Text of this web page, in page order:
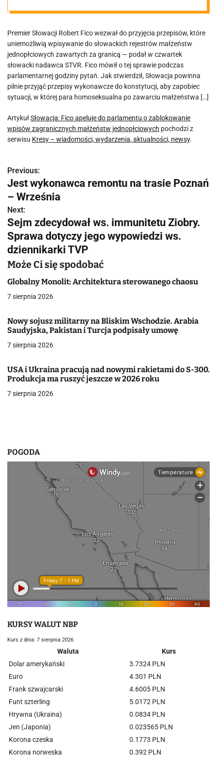
wpisów
zagranicznych
małżeństw
jednopłciowych
Premier Słowacji Robert Fico wezwał do przyjęcia przepisów, które
uniemożliwią wpisywanie do słowackich rejestrów małżeństw
jednopłciowych zawartych za granicą — podał w czwartek
słowacki nadawca STVR. Fico mówił o tej sprawie podczas
parlamentarnej godziny pytań. Jak stwierdził, Słowacja powinna
pilnie przyjąć przepisy wykonawcze do konstytucji, aby zapobiec
sytuacji, w której para homoseksualna po zawarciu małżeństwa […]
ArtykułSłowacja: Fico apeluje do parlamentu o zablokowanie
wpisów zagranicznych małżeństw jednopłciowych pochodzi z
serwisu Kresy – wiadomości, wydarzenia, aktualności, newsy.
N
w
i
g
a
c
j
a
w
i
s
Previous:
Jest wykonawca remontu na trasie Poznań
– Września
Next:
Sejm zdecydował ws. immunitetu Ziobry.
Sprawa dotyczy jego wypowiedzi ws.
dziennikarki TVP
Może Ci się spodobać
Globalny Monolit: Architektura sterowanego chaosu
7 sierpnia 2026
Nowy sojusz militarny na Bliskim Wschodzie. Arabia
Saudyjska, Pakistan i Turcja podpisały umowę
7 sierpnia 2026
USA i Ukraina pracują nad nowymi rakietami do S-300.
Produkcja ma ruszyć jeszcze w 2026 roku
7 sierpnia 2026
POGODA
KURSY WALUT NBP
Kurs z dnia: 7 sierpnia 2026
Waluta
Kurs
Dolar amerykański
3.7324 PLN
Euro
4.301 PLN
Frank szwajcarski
4.6005 PLN
Funt szterling
5.0172 PLN
Hrywna (Ukraina)
0.0834 PLN
Jen (Japonia)
0.023565 PLN
Korona czeska
0.1773 PLN
Korona norweska
0.392 PLN